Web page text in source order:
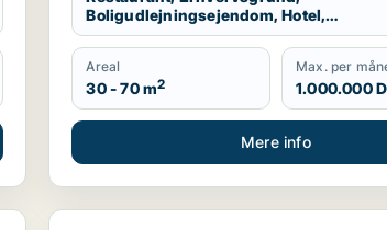
Boligudlejningsejendom, Hotel,
Produktionslokaler, Garage
Areal
30 - 70 m2
Max. per
1.000.000
Mere info